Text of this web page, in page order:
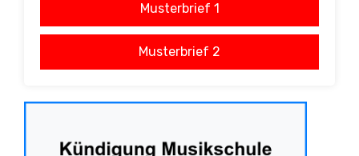
Musterbrief 1
Musterbrief 2